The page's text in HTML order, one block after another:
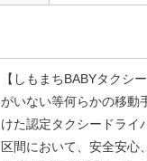
【しもまちBABYタクシ
がいない等何らかの移動
けた認定タクシードライ
区間において、安全安心